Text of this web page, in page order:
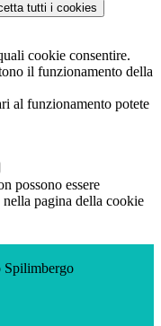
tutti i cookies
cookie consentire.
il funzionamento della
al funzionamento potete
possono essere
pagina della cookie
Spilimbergo